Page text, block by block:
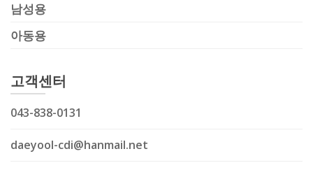
남성용
아동용
고객센터
043-838-0131
daeyool-cdi@hanmail.net